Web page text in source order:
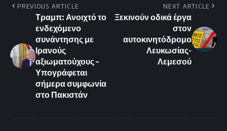
PREVIOUS ARTICLE
Τραμπ: Ανοιχτό το
ενδεχόμενο
συνάντησης με
Ιρανούς
αξιωματούχους –
Υπογράφεται
σήμερα συμφωνία
στο Πακιστάν
NEXT ARTICLE
Ξεκινούν οδικά έργα
στον
αυτοκινητόδρομο
Λευκωσίας-
Λεμεσού